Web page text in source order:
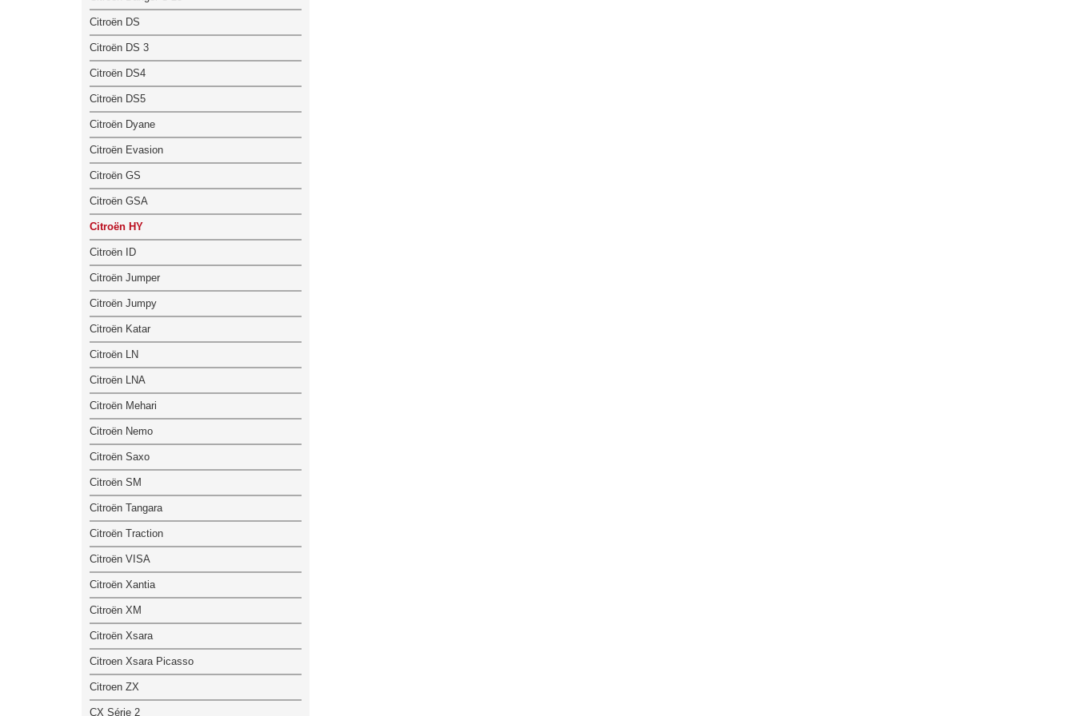
Citroën DS
Citroën DS 3
Citroën DS4
Citroën DS5
Citroën Dyane
Citroën Evasion
Citroën GS
Citroën GSA
Citroën HY
Citroën ID
Citroën Jumper
Citroën Jumpy
Citroën Katar
Citroën LN
Citroën LNA
Citroën Mehari
Citroën Nemo
Citroën Saxo
Citroën SM
Citroën Tangara
Citroën Traction
Citroën VISA
Citroën Xantia
Citroën XM
Citroën Xsara
Citroen Xsara Picasso
Citroen ZX
CX Série 2